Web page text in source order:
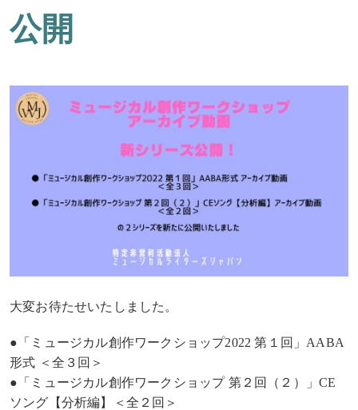
公開
大変お待たせいたしました。
●「ミュージカル創作ワークショップ2022 第１回」AABA
形式 ＜全３回＞
●「ミュージカル創作ワークショップ 第２回（２）」CE
ソング【分析編】＜全２回＞